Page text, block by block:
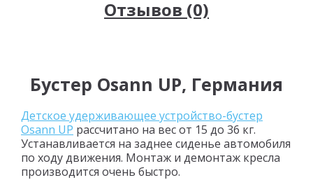
Отзывов (0)
Бустер Osann UP, Германия
Детское удерживающее устройство-бустер
Osann UP рассчитано на вес от 15 до 36 кг.
Устанавливается на заднее сиденье автомобиля
по ходу движения. Монтаж и демонтаж кресла
производится очень быстро.